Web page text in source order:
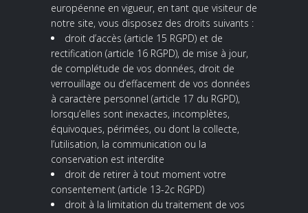
européenne en vigueur, en tant que visiteur de
notre site, vous disposez des droits suivants :
droit d’accès (article 15 RGPD) et de
rectification (article 16 RGPD), de mise à jour,
de complétude de vos données, droit de
verrouillage ou d’effacement de vos données
à caractère personnel (article 17 du RGPD),
lorsqu’elles sont inexactes, incomplètes,
équivoques, périmées, ou dont la collecte,
l’utilisation, la communication ou la
conservation est interdite
droit de retirer à tout moment votre
consentement (article 13-2c RGPD)
droit à la limitation du traitement de vos